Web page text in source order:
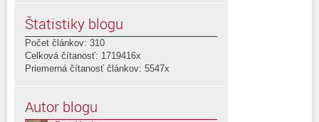
Štatistiky blogu
Počet článkov: 310
Celková čítanosť: 1719416x
Priemerná čítanosť článkov: 5547x
Autor blogu